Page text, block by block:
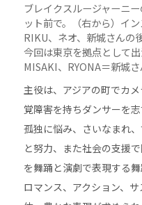
ブレイクスルージャーニ
ット前で。（右から）イ
RIKU、ネオ、新城さんの
今回は東京を拠点として出
MISAKI、RYONA＝新城
主役は、アジアの町でカ
覚障害を持ちダンサーを
孤独に悩み、さいなまれ
と努力、また社会の支援
を舞踊と演劇で表現する
ロマンス、アクション、